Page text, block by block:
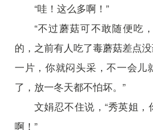
“哇！这么多啊！”
“不过蘑菇可不敢随便吃
的，之前有人吃了毒蘑菇差点
一片，你就闷头采，不一会儿
了，放一冬天都不怕坏。”
文娟忍不住说，“秀英姐
啊！”